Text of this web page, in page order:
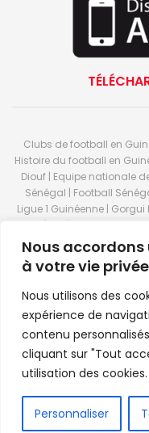
Nous
à votre vie privée
Nous utilisons des
expérience de
contenu
cliquant sur "Tout
utilisation des cookies.
Personnaliser
Clubs de football en
Histoire du football en
Diouf | Equipe nationale
Sénégal | Football
Ligue 1 Guinéenne |
direct | But | Actualité au
A | LSFP | Conakry |
Guineen | Handball
Stade du 28 septembre |
Equipe de Guinee|
Guinée | Le Senegal |
septembre | Foot Club |
Sport en direct | Boxe |
Guinee en direct | Foot en
direct | Vidéo |
FR